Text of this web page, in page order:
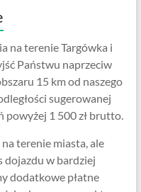
na terenie Targówka i
Państwu naprzeciw
15 km od naszego
sugerowanej
powyżej 1 500 zł brutto.
terenie miasta, ale
dojazdu w bardziej
dodatkowe płatne